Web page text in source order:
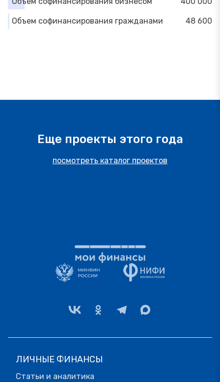
Объем софинансирования гражданами 48 600
Еще проекты этого года
посмотреть каталог проектов
ЛИЧНЫЕ ФИНАНСЫ
Статьи и аналитика